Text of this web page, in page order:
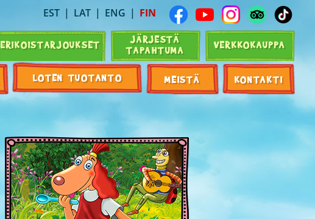
EST LAT ENG FIN
ERIKOISTARJOUKSET JÄRJESTÄ
TAPAHTUMA VERKKOKAUPPA
LOTEN TUOTANTO MEISTÄ KONTAKTI